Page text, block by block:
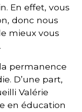
En effet, vous
donc nous
mieux vous
permanence
D’une part,
Valérie
en éducation